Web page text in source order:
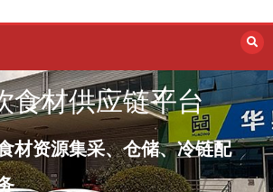
食材供应链平台
材资源集采、仓储、冷链配